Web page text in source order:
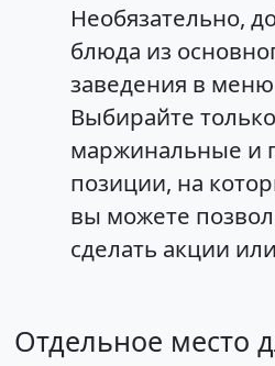
Необязательно,
блюда из
заведения в меню
Выбирайте
маржинальные и
позиции, на
вы можете
сделать акции
Отдельное место